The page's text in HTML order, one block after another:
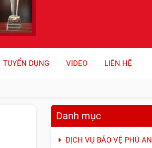
TUYỂN DỤNG VIDEO LIÊN HỆ
Danh mục
DỊCH VỤ BẢO VỆ PHÚ AN